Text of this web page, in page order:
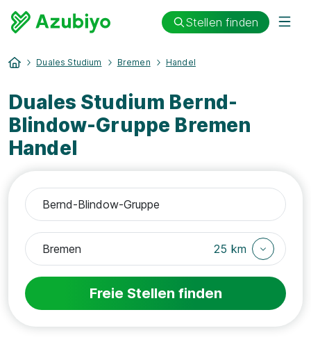
Stellen finden
Duales Studium Bremen Handel
Duales Studium Bernd-
Blindow-Gruppe Bremen
Handel
25 km
Freie Stellen finden